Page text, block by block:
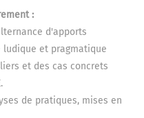
et comment
et mise en
d’IA.
prompts pour
spécifiques (ex :
analyser des
:
d'apports
et pragmatique
et des cas concrets
de pratiques, mises en